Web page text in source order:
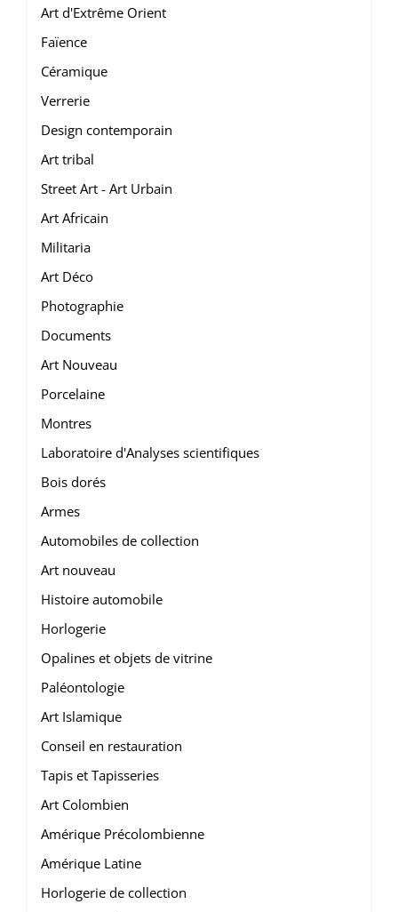
Art d'Extrême Orient
Faïence
Céramique
Verrerie
Design contemporain
Art tribal
Street Art - Art Urbain
Art Africain
Militaria
Art Déco
Photographie
Documents
Art Nouveau
Porcelaine
Montres
Laboratoire d'Analyses scientifiques
Bois dorés
Armes
Automobiles de collection
Art nouveau
Histoire automobile
Horlogerie
Opalines et objets de vitrine
Paléontologie
Art Islamique
Conseil en restauration
Tapis et Tapisseries
Art Colombien
Amérique Précolombienne
Amérique Latine
Horlogerie de collection